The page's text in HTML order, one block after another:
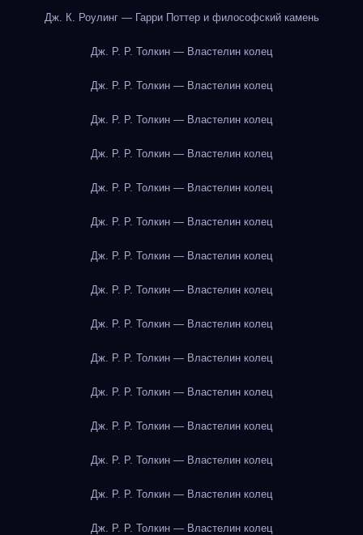
Дж. К. Роулинг — Гарри Поттер и философский камень
Дж. Р. Р. Толкин — Властелин колец
Дж. Р. Р. Толкин — Властелин колец
Дж. Р. Р. Толкин — Властелин колец
Дж. Р. Р. Толкин — Властелин колец
Дж. Р. Р. Толкин — Властелин колец
Дж. Р. Р. Толкин — Властелин колец
Дж. Р. Р. Толкин — Властелин колец
Дж. Р. Р. Толкин — Властелин колец
Дж. Р. Р. Толкин — Властелин колец
Дж. Р. Р. Толкин — Властелин колец
Дж. Р. Р. Толкин — Властелин колец
Дж. Р. Р. Толкин — Властелин колец
Дж. Р. Р. Толкин — Властелин колец
Дж. Р. Р. Толкин — Властелин колец
Дж. Р. Р. Толкин — Властелин колец